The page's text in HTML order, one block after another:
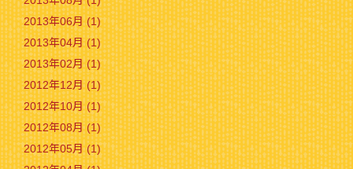
2013年06月 (1)
2013年04月 (1)
2013年02月 (1)
2012年12月 (1)
2012年10月 (1)
2012年08月 (1)
2012年05月 (1)